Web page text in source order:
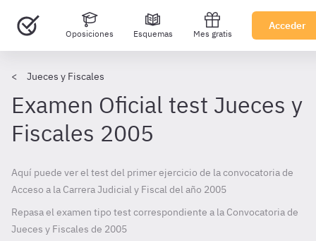
Oposiciones Esquemas Mes gratis
Acceder
Jueces y Fiscales
Examen Oficial test Jueces y
Fiscales 2005
Aquí puede ver el test del primer ejercicio de la convocatoria de
Acceso a la Carrera Judicial y Fiscal del año 2005
Repasa el examen tipo test correspondiente a la Convocatoria de
Jueces y Fiscales de 2005